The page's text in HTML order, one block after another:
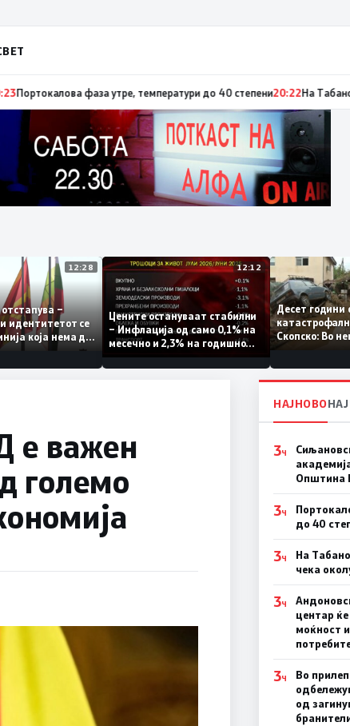
фаза утре, температури до 40 степени20:22На Табановце за
12:28
не отстапува –
и идентитетот се
линија која нема да
12:12
Цените остануваат стабилни
– Инфлација од само 0,1% на
месечно и 2,3% на годишно
ниво
Десет
Скопско:
е важен
големо
НАЈНОВО
3Ч
Општина
3Ч
до 40
3Ч
На
чека
3Ч
центар
моќност
3Ч
Во
од